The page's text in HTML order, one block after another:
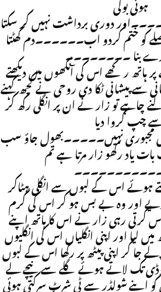
ہوئی بولی
دوری برداشت نہیں کر سکتا
کو ختم کردو اب۔۔۔۔۔۔دم گھٹتا
بنا ۔۔۔۔۔۔۔۔
رکھے اس کی آنکھوں میں دیکھتے
سے پیشانی ٹکا دی روحی نے کچھ کہنے
چاہے تو زار نے ان پر انگلی رکھ کر
چپ کروا دیا
مجبوری نہیں۔۔۔۔۔بھول جاؤ سب
یاد رکھو زار مرتا ہے تم
ہوئے اس کے لبوں سے انگلی ہٹاکر
اور وہ بے بس ہو کر اس کی گرم
کرتی رہی زار نے اس کا ہاتھ اپنے
لیا اور اپنی انگلیاں اس کی انگلیوں
جا کر اپنی پیٹھ پر رکھا اس کے لبوں
تک لاتے ہوئے گلے سے نیچے لے
اپنے شولڈر سے ٹی شرٹ سرکتی ہوئی